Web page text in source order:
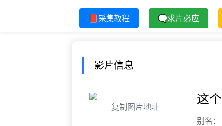
📕采集教程 🗨求片必应
影片信息
复制图片地址
这
别名：